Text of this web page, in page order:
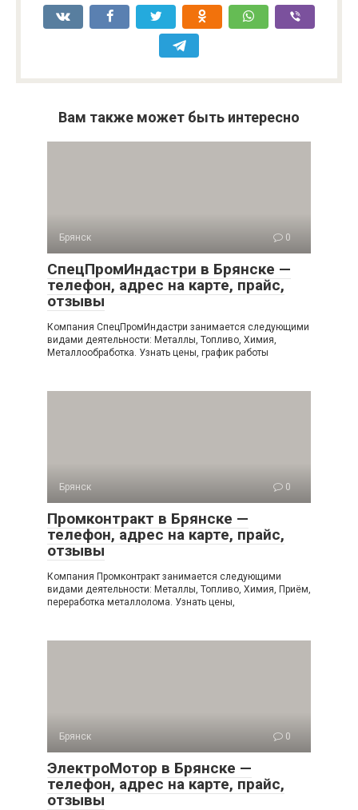
Вам также может быть интересно
Брянск 0
СпецПромИндастри в Брянске —
телефон, адрес на карте, прайс,
отзывы
Компания СпецПромИндастри занимается следующими
видами деятельности: Металлы, Топливо, Химия,
Металлообработка. Узнать цены, график работы
Брянск 0
Промконтракт в Брянске —
телефон, адрес на карте, прайс,
отзывы
Компания Промконтракт занимается следующими
видами деятельности: Металлы, Топливо, Химия, Приём,
переработка металлолома. Узнать цены,
Брянск 0
ЭлектроМотор в Брянске —
телефон, адрес на карте, прайс,
отзывы